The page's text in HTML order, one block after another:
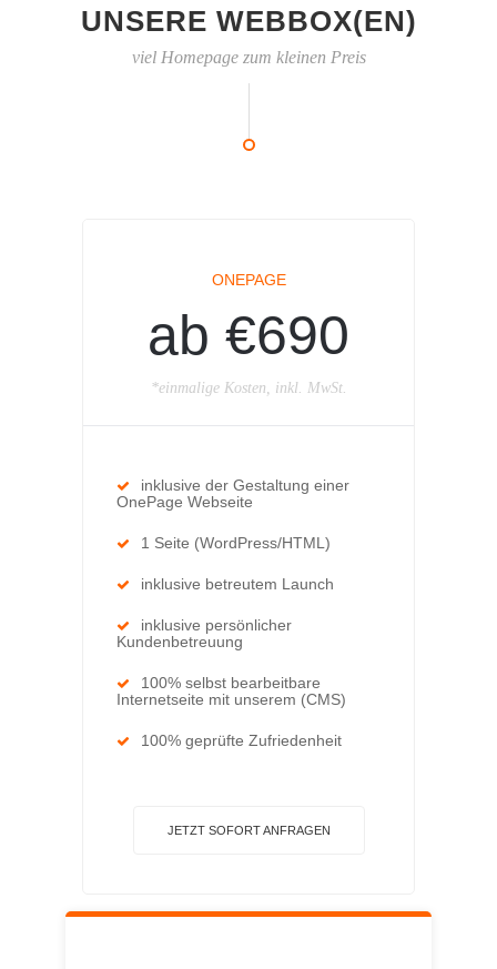
UNSERE WEBBOX(EN)
viel Homepage zum kleinen Preis
ONEPAGE
ab €690
*einmalige Kosten, inkl. MwSt.
inklusive der Gestaltung einer
OnePage Webseite
1 Seite (WordPress/HTML)
inklusive betreutem Launch
inklusive persönlicher
Kundenbetreuung
100% selbst bearbeitbare
Internetseite mit unserem (CMS)
100% geprüfte Zufriedenheit
JETZT SOFORT ANFRAGEN